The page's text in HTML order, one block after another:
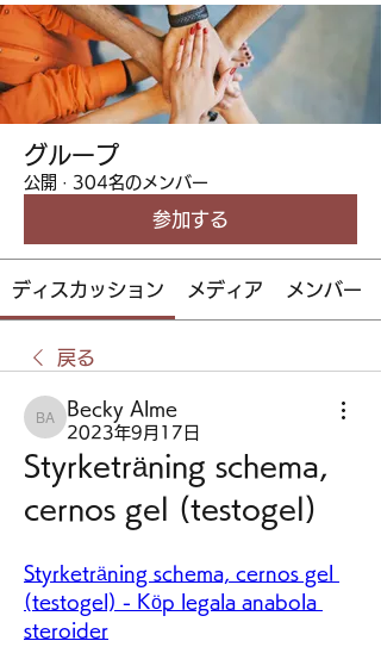
グループ
公開 · 304名のメンバー
参加する
ディスカッション メディア メンバー
戻る
Becky Alme
Becky Alme
2023年9月17日
Styrketräning schema,
cernos gel (testogel)
Styrketräning schema, cernos gel
(testogel) - Köp legala anabola
steroider